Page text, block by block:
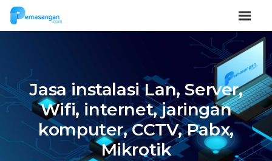
Jasa instalasi Lan, Server,
Wifi, internet, jaringan
komputer, CCTV, Pabx,
Mikrotik